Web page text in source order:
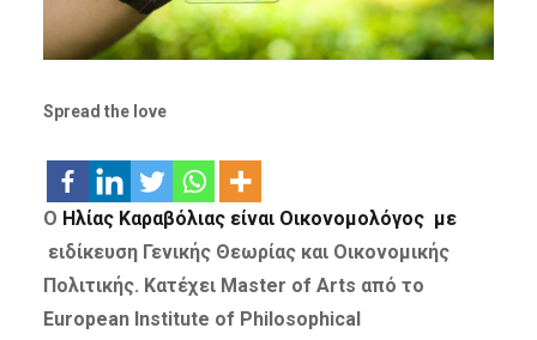
Spread the love
Ο Ηλίας Καραβόλιας είναι Οικονομολόγος με
ειδίκευση Γενικής Θεωρίας και Οικονομικής
Πολιτικής. Κατέχει Master of Arts από το
European Institute of Philosophical